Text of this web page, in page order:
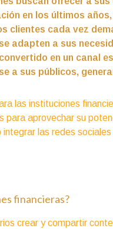
en los últimos
clientes cada vez
adapten a sus
en un canal
a sus públicos,
las instituciones
aprovechar su
las redes
financieras?
crear y compartir